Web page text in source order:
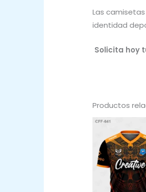
Las
identidad
Solicita hoy
Productos